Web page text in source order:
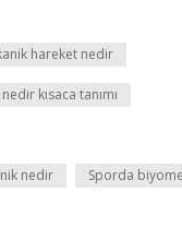
hareket nedir
kısaca tanımı
nedir Sporda